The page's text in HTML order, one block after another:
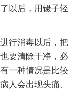
以后，用镊子轻
行消毒以后，把
要清除干净，必
一种情况是比较
人会出现头痛、